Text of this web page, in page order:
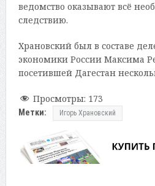
ведомство оказывают всё
следствию.
Храновский был в составе
экономики России Максима
посетившей Дагестан
Просмотры: 173
Метки: Игорь Храновский